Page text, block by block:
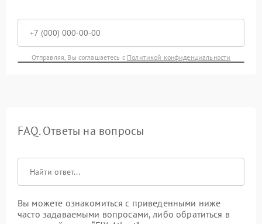
Отправляя, Вы соглашаетесь с Политикой конфиденциальности
FAQ. Ответы на вопросы
Вы можете ознакомиться с приведенными ниже
часто задаваемыми вопросами, либо обратиться в